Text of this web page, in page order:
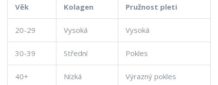
Věk Kolagen Pružnost pleti
20-29 Vysoká Vysoká
30-39 Střední Pokles
40+ Nízká Výrazný pokles